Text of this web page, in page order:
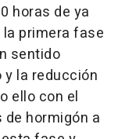
horas de ya
primera fase
sentido
la reducción
ello con el
hormigón a